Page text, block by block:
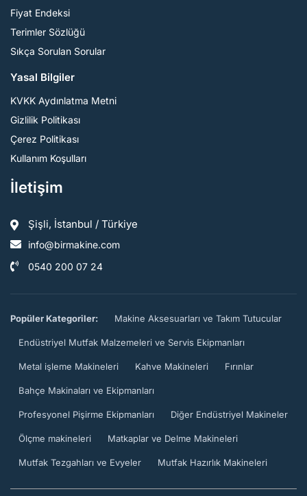
Fiyat Endeksi
Terimler Sözlüğü
Sıkça Sorulan Sorular
Yasal Bilgiler
KVKK Aydınlatma Metni
Gizlilik Politikası
Çerez Politikası
Kullanım Koşulları
İletişim
Şişli, İstanbul / Türkiye
info@birmakine.com
0540 200 07 24
Popüler Kategoriler: Makine Aksesuarları ve Takım Tutucular
Endüstriyel Mutfak Malzemeleri ve Servis Ekipmanları
Metal işleme Makineleri Kahve Makineleri Fırınlar
Bahçe Makinaları ve Ekipmanları
Profesyonel Pişirme Ekipmanları Diğer Endüstriyel Makineler
Ölçme makineleri Matkaplar ve Delme Makineleri
Mutfak Tezgahları ve Evyeler Mutfak Hazırlık Makineleri